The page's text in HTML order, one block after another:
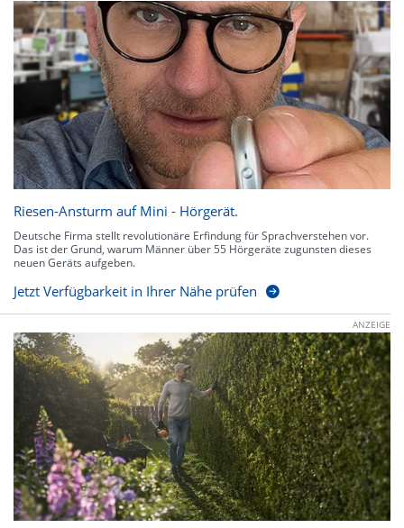
Riesen-Ansturm auf Mini - Hörgerät.
Deutsche Firma stellt revolutionäre Erfindung für Sprachverstehen vor.
Das ist der Grund, warum Männer über 55 Hörgeräte zugunsten dieses
neuen Geräts aufgeben.
Jetzt Verfügbarkeit in Ihrer Nähe prüfen
ANZEIGE